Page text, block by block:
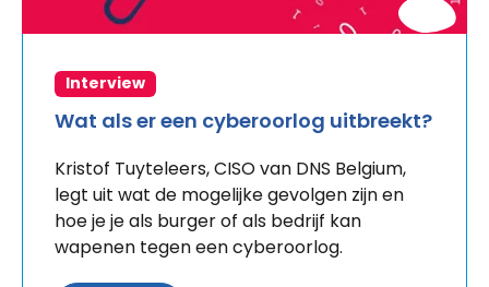
Interview
Wat als er een cyberoorlog uitbreekt?
Kristof Tuyteleers, CISO van DNS Belgium,
legt uit wat de mogelijke gevolgen zijn en
hoe je je als burger of als bedrijf kan
wapenen tegen een cyberoorlog.